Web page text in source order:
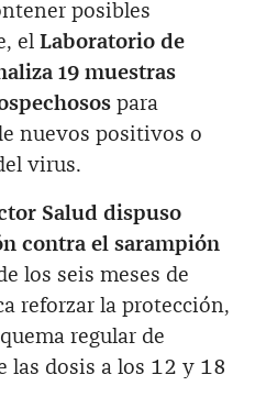
posibles
el Laboratorio de
19 muestras
para
nuevos positivos o
virus.
Salud dispuso
contra el sarampión
los seis meses de
reforzar la protección,
regular de
las dosis a los 12 y 18